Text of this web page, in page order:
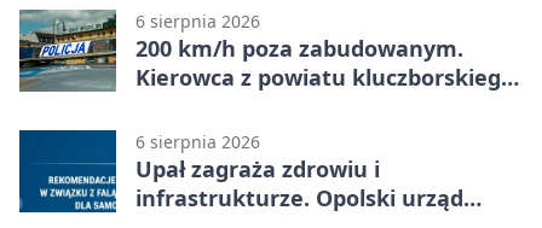
6 sierpnia 2026
200 km/h poza zabudowanym.
Kierowca z powiatu kluczborskiego
6 sierpnia 2026
Upał zagraża zdrowiu i
infrastrukturze. Opolski urząd